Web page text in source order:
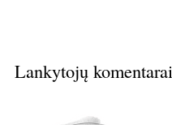
Lankytojų komentarai